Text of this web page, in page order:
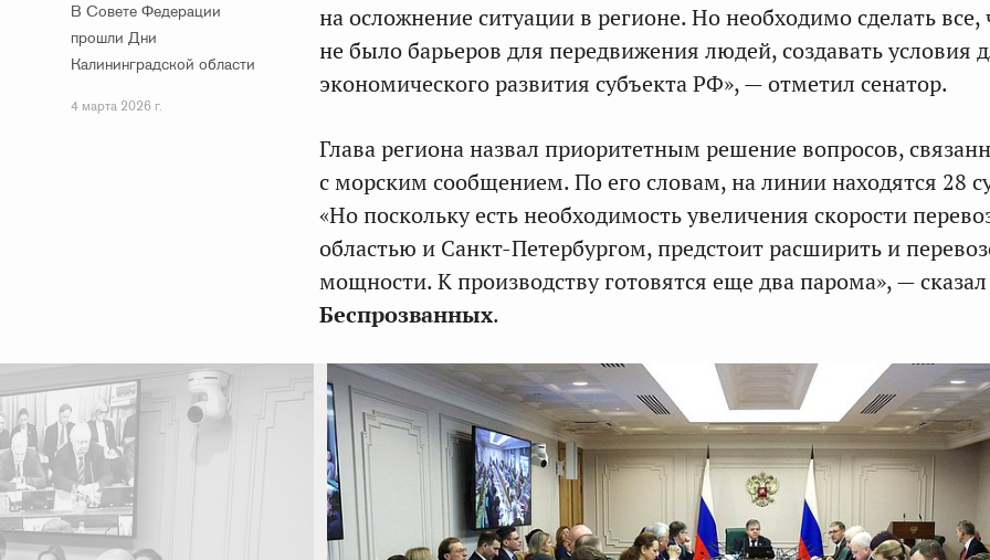
В Совете Федерации
прошли Дни
Калининградской области
4 марта 2026 г.
на осложнение ситуации в регионе. Но необходимо сделать все,
не было барьеров для передвижения людей, создавать условия
экономического развития субъекта РФ», — отметил сенатор.
Глава региона назвал приоритетным решение вопросов,
с морским сообщением. По его словам, на линии находятся 28
«Но поскольку есть необходимость увеличения скорости
областью и Санкт-Петербургом, предстоит расширить и
мощности. К производству готовятся еще два парома», — сказал
Беспрозванных.